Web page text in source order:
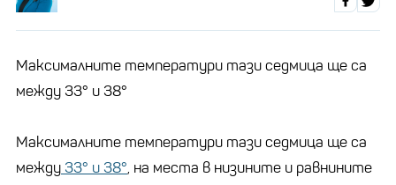
Максималните температури тази седмица ще са
между 33° и 38°
Максималните температури тази седмица ще са
между 33° и 38°, на места в низините и равнините